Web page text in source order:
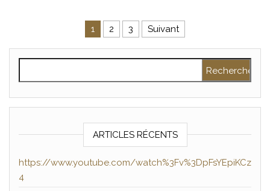
Pagination des publications
1 2 3 Suivant
ARTICLES RÉCENTS
https://www.youtube.com/watch%3Fv%3DpFsYEpiKCz
4